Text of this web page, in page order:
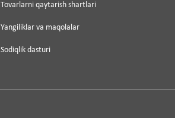
Tovarlarni qaytarish shartlari
Yangiliklar va maqolalar
Sodiqlik dasturi